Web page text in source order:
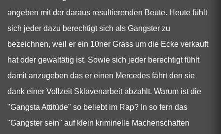
angeben mit der daraus resultierenden Beute. Heute fühlt
sich jeder dazu berechtigt sich als Gangster zu
bezeichnen, weil er ein 10ner Grass um die Ecke verkauft
hat oder gewaltätig ist. Sowie sich jeder berechtigt fühlt
damit anzugeben das er einen Mercedes fährt den sie
dank einer Vollzeit Sklavenarbeit abzahlt. Warum ist die
"Gangsta Attitüde" so beliebt im Rap? In so fern das
"Gangster sein" auf klein kriminelle Machenschaften